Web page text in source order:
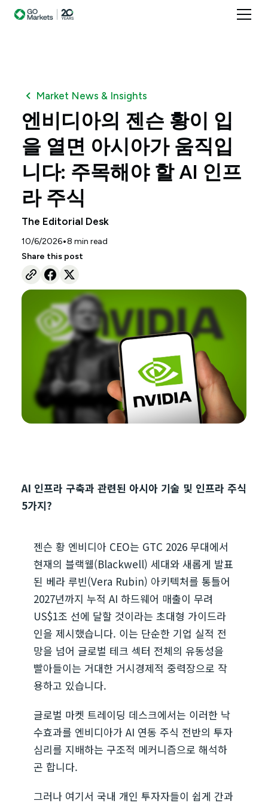
Market News & Insights
엔비디아의 젠슨 황이 입
을 열면 아시아가 움직입
니다: 주목해야 할 AI 인프
라 주식
The Editorial Desk
10/6/2026•8 min read
Share this post
AI 인프라 구축과 관련된 아시아 기술 및 인프라 주식
5가지?
젠슨 황 엔비디아 CEO는 GTC 2026 무대에서
현재의 블랙웰(Blackwell) 세대와 새롭게 발표
된 베라 루빈(Vera Rubin) 아키텍처를 통틀어
2027년까지 누적 AI 하드웨어 매출이 무려
US$1조 선에 달할 것이라는 초대형 가이드라
인을 제시했습니다. 이는 단순한 기업 실적 전
망을 넘어 글로벌 테크 섹터 전체의 유동성을
빨아들이는 거대한 거시경제적 중력장으로 작
용하고 있습니다.
글로벌 마켓 트레이딩 데스크에서는 이러한 낙
수효과를 엔비디아가 AI 연동 주식 전반의 투자
심리를 지배하는 구조적 메커니즘으로 해석하
곤 합니다.
그러나 여기서 국내 개인 투자자들이 쉽게 간과